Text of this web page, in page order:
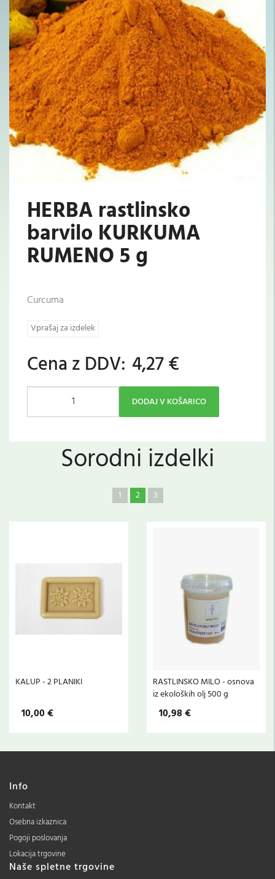
HERBA rastlinsko
barvilo KURKUMA
RUMENO 5 g
Curcuma
Vprašaj za izdelek
Cena z DDV: 4,27 €
DODAJ V KOŠARICO
Sorodni izdelki
1 2 3
KALUP - 2 PLANIKI
10,00 €
RASTLINSKO MILO - osnova
iz ekoloških olj 500 g
10,98 €
Info
Kontakt
Osebna izkaznica
Pogoji poslovanja
Lokacija trgovine
Naše spletne trgovine